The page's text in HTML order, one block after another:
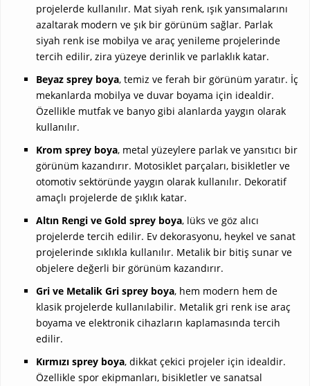
projelerde kullanılır. Mat siyah renk, ışık yansımalarını
azaltarak modern ve şık bir görünüm sağlar. Parlak
siyah renk ise mobilya ve araç yenileme projelerinde
tercih edilir, zira yüzeye derinlik ve parlaklık katar.
Beyaz sprey boya, temiz ve ferah bir görünüm yaratır. İç
mekanlarda mobilya ve duvar boyama için idealdir.
Özellikle mutfak ve banyo gibi alanlarda yaygın olarak
kullanılır.
Krom sprey boya, metal yüzeylere parlak ve yansıtıcı bir
görünüm kazandırır. Motosiklet parçaları, bisikletler ve
otomotiv sektöründe yaygın olarak kullanılır. Dekoratif
amaçlı projelerde de şıklık katar.
Altın Rengi ve Gold sprey boya, lüks ve göz alıcı
projelerde tercih edilir. Ev dekorasyonu, heykel ve sanat
projelerinde sıklıkla kullanılır. Metalik bir bitiş sunar ve
objelere değerli bir görünüm kazandırır.
Gri ve Metalik Gri sprey boya, hem modern hem de
klasik projelerde kullanılabilir. Metalik gri renk ise araç
boyama ve elektronik cihazların kaplamasında tercih
edilir.
Kırmızı sprey boya, dikkat çekici projeler için idealdir.
Özellikle spor ekipmanları, bisikletler ve sanatsal